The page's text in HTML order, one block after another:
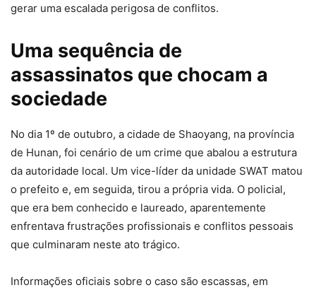
gerar uma escalada perigosa de conflitos.
Uma sequência de
assassinatos que chocam a
sociedade
No dia 1º de outubro, a cidade de Shaoyang, na província
de Hunan, foi cenário de um crime que abalou a estrutura
da autoridade local. Um vice-líder da unidade SWAT matou
o prefeito e, em seguida, tirou a própria vida. O policial,
que era bem conhecido e laureado, aparentemente
enfrentava frustrações profissionais e conflitos pessoais
que culminaram neste ato trágico.
Informações oficiais sobre o caso são escassas, em